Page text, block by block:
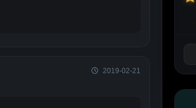
2019-02-21